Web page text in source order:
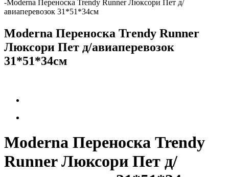
-Moderna Переноска Trendy Runner Люксори Пет д/
авиаперевозок 31*51*34см
Moderna Переноска Trendy Runner
Люксори Пет д/авиаперевозок
31*51*34см
Moderna Переноска Trendy
Runner Люксори Пет д/